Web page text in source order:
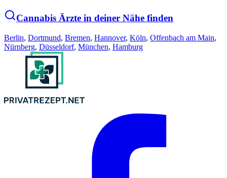
Cannabis Ärzte in deiner Nähe finden
Berlin, Dortmund, Bremen, Hannover, Köln, Offenbach am Main,
Nürnberg, Düsseldorf, München, Hamburg